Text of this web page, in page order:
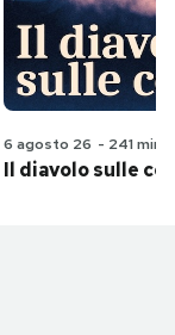
6 agosto 26 - 241 min
Il diavolo sulle